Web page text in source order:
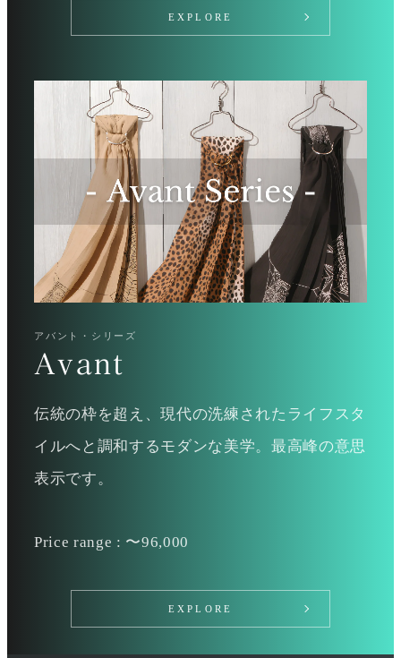
EXPLORE
アバント・シリーズ
Avant
伝統の枠を超え、現代の洗練されたライフスタ
イルへと調和するモダンな美学。最高峰の意思
表示です。
Price range : 〜96,000
EXPLORE